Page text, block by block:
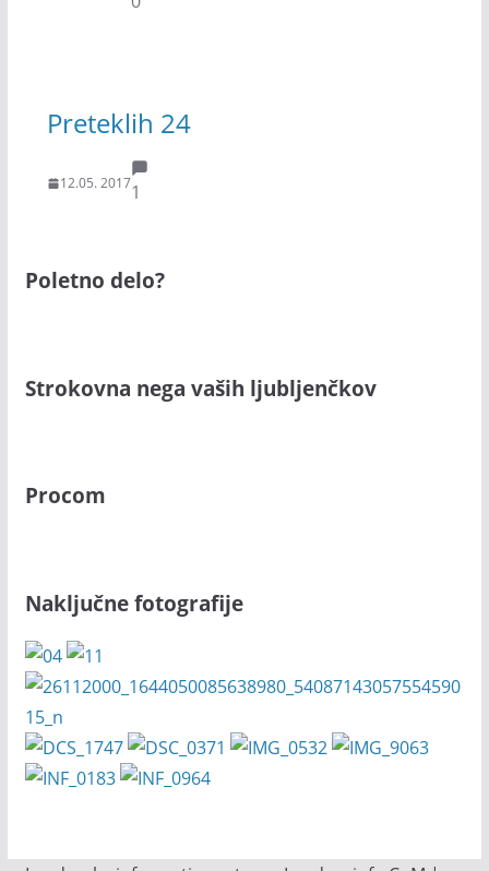
Preteklih 24
12.05. 20171
Poletno delo?
Strokovna nega vaših ljubljenčkov
Procom
Naključne fotografije